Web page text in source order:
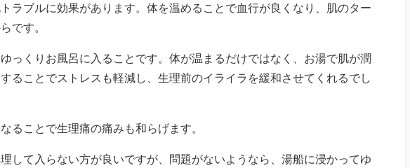
ラブルに効果があります。体を温めることで血行が良くなり、肌のター
です。
っくりお風呂に入ることです。体が温まるだけではなく、お湯で肌が潤
ることでストレスも軽減し、生理前のイライラを緩和させてくれるでし
ることで生理痛の痛みも和らげます。
して入らない方が良いですが、問題がないようなら、湯船に浸かってゆ